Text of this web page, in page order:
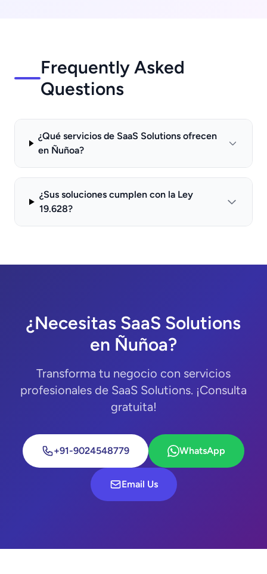
Frequently Asked
Questions
¿Qué servicios de SaaS Solutions ofrecen
en Ñuñoa?
¿Sus soluciones cumplen con la Ley
19.628?
¿Necesitas SaaS Solutions
en Ñuñoa?
Transforma tu negocio con servicios
profesionales de SaaS Solutions. ¡Consulta
gratuita!
+91-9024548779 WhatsApp
Email Us